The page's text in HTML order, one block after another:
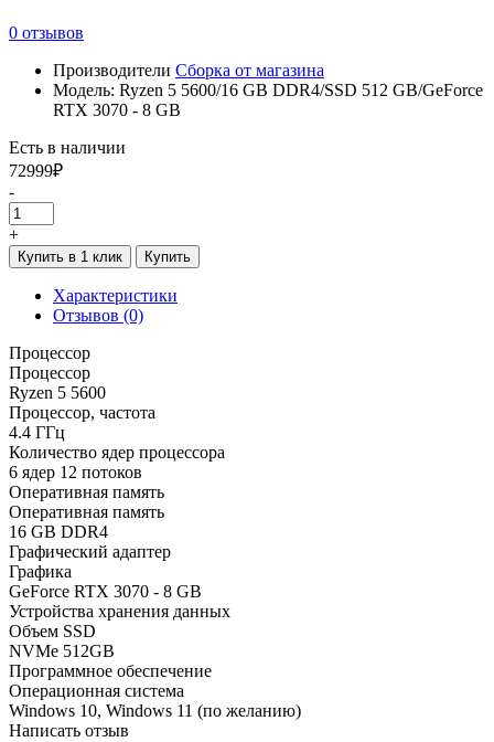
0 отзывов
Производители Сборка от магазина
Модель: Ryzen 5 5600/16 GB DDR4/SSD 512 GB/GeForce
RTX 3070 - 8 GB
Есть в наличии
72999₽
-
+
Купить в 1 клик Купить
Характеристики
Отзывов (0)
Процессор
Процессор
Ryzen 5 5600
Процессор, частота
4.4 ГГц
Количество ядер процессора
6 ядер 12 потоков
Оперативная память
Оперативная память
16 GB DDR4
Графический адаптер
Графика
GeForce RTX 3070 - 8 GB
Устройства хранения данных
Объем SSD
NVMe 512GB
Программное обеспечение
Операционная система
Windows 10, Windows 11 (по желанию)
Написать отзыв